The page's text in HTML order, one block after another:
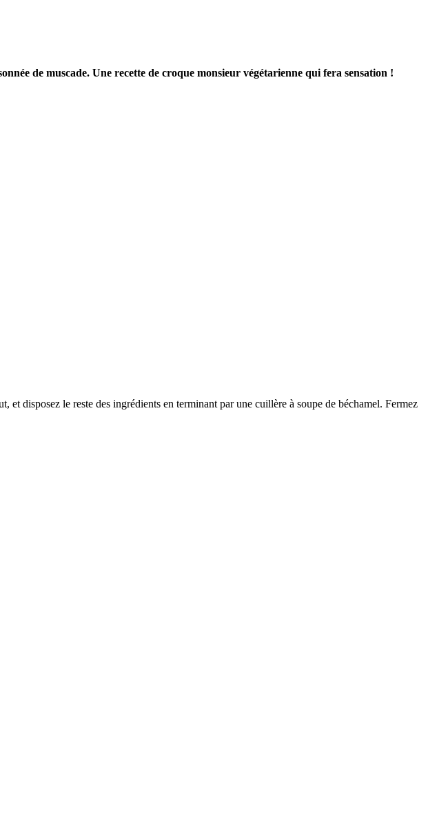
de muscade. Une recette de croque monsieur végétarienne qui fera sensation !
et disposez le reste des ingrédients en terminant par une cuillère à soupe de béchamel. Fermez